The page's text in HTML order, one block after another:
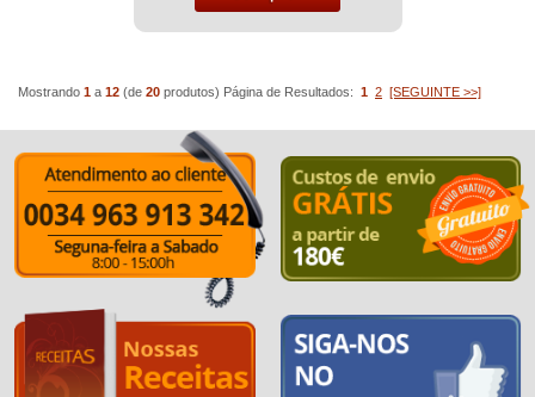
Mostrando 1 a 12 (de 20 produtos) Página de Resultados: 1 2 [SEGUINTE >>]